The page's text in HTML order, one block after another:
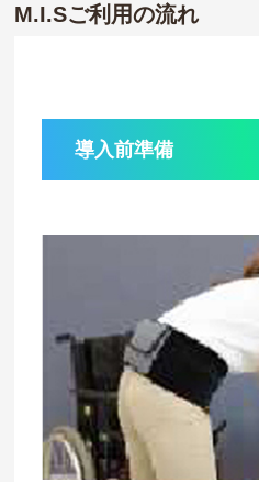
M.I.Sご利用の流れ
導入前準備